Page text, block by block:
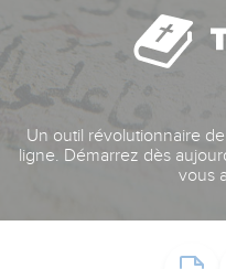
Un outil révolutionnaire
ligne. Démarrez dès
vous